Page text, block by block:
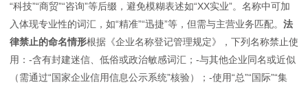
“科技”“商贸”“咨询”等后缀，避免模糊表述如“XX实业”。名称中可加
入体现专业性的词汇，如“精准”“迅捷”等，但需与主营业务匹配。 法
律禁止的命名情形根据《企业名称登记管理规定》，下列名称禁止使
用：-含有封建迷信、低俗或政治敏感词汇；-与其他企业同名或近似
（需通过“国家企业信用信息公示系统”核验）；-使用“总”“国际”“集